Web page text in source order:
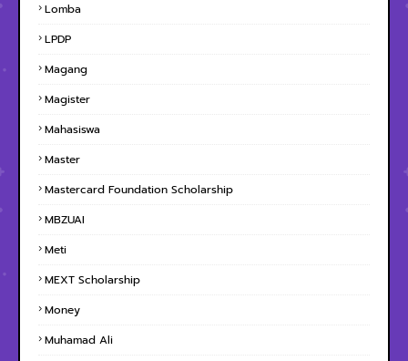
Lomba
LPDP
Magang
Magister
Mahasiswa
Master
Mastercard Foundation Scholarship
MBZUAI
Meti
MEXT Scholarship
Money
Muhamad Ali